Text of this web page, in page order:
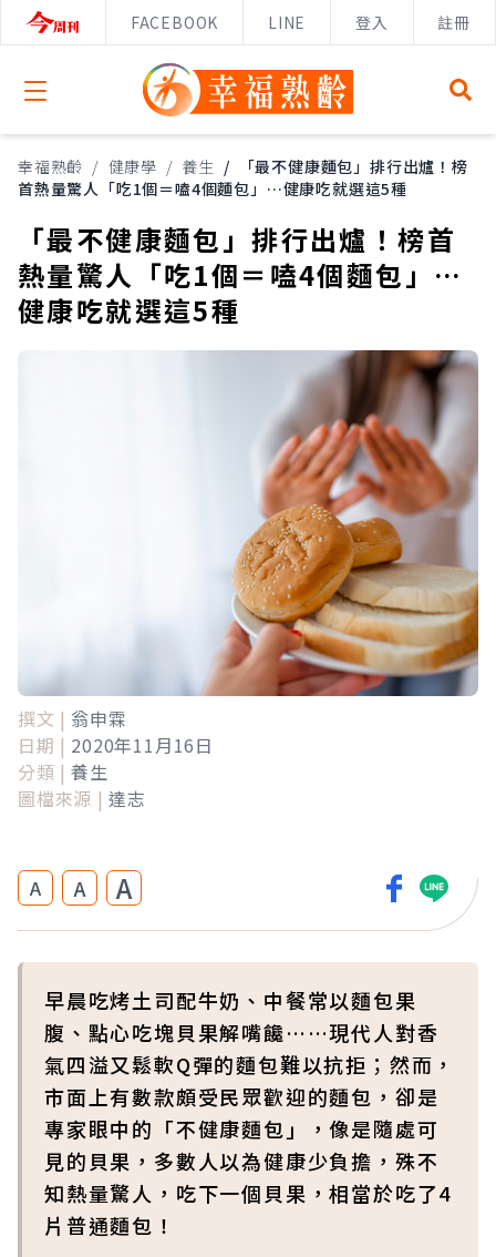
FACEBOOK LINE 登入 註冊
Open menu
幸福熟齡 / 健康學 / 養生 /
「最不健康麵包」排行出爐！榜
首熱量驚人「吃1個＝嗑4個麵包」…健康吃就選這5種
「最不健康麵包」排行出爐！榜首
熱量驚人「吃1個＝嗑4個麵包」…
健康吃就選這5種
撰文 | 翁申霖
日期 | 2020年11月16日
分類 | 養生
圖檔來源 | 達志
A A A
早晨吃烤土司配牛奶、中餐常以麵包果
腹、點心吃塊貝果解嘴饞……現代人對香
氣四溢又鬆軟Q彈的麵包難以抗拒；然而，
市面上有數款頗受民眾歡迎的麵包，卻是
專家眼中的「不健康麵包」，像是隨處可
見的貝果，多數人以為健康少負擔，殊不
知熱量驚人，吃下一個貝果，相當於吃了4
片普通麵包！